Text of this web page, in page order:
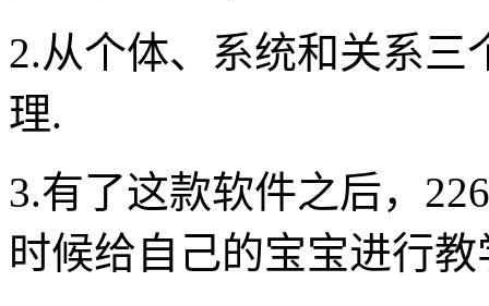
2.从个体、系统和关系
理.
3.有了这款软件之后，
时候给自己的宝宝进行教